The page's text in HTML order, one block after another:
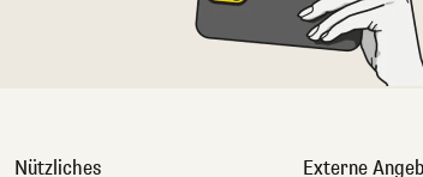
Nützliches Externe